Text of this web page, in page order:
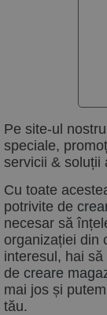
Pe site-ul
speciale,
servicii & soluții
Cu toate
potrivite de
necesar să
organizației din
interesul, hai
de creare
mai jos și
tău.